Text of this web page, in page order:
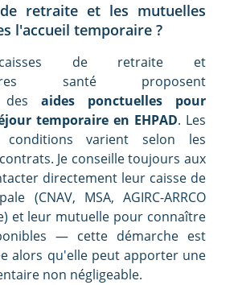
retraite et les mutuelles
l'accueil temporaire ?
caisses de retraite et
santé proposent
des aides ponctuelles pour
temporaire en EHPAD. Les
varient selon les
Je conseille toujours aux
directement leur caisse de
(CNAV, MSA, AGIRC-ARRCO
et leur mutuelle pour connaître
— cette démarche est
alors qu'elle peut apporter une
non négligeable.